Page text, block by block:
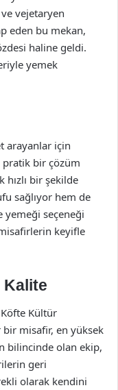
vejetaryen
eden bu mekan,
haline geldi.
yemek
arayanlar için
pratik bir çözüm
hızlı bir şekilde
sağlıyor hem de
yemeği seçeneği
keyifle
Kalite
Kültür
misafir, en yüksek
bilincinde olan ekip,
geri
olarak kendini